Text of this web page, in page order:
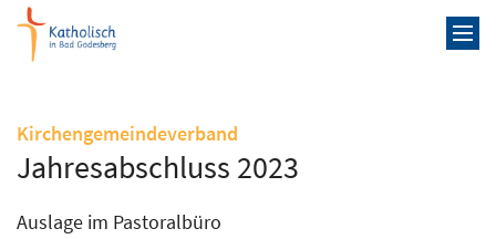
Zum Inhalt springen
Kirchengemeindeverband
Jahresabschluss 2023
Auslage im Pastoralbüro